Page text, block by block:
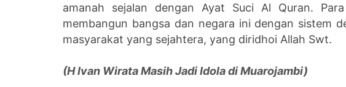
amanah sejalan dengan Ayat Suci Al Quran.
membangun bangsa dan negara ini dengan sistem
masyarakat yang sejahtera, yang diridhoi Allah Swt.
(H Ivan Wirata Masih Jadi Idola di Muarojambi)